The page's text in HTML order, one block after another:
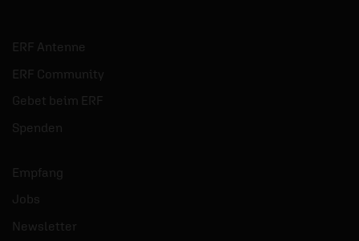
ERF Antenne
ERF Community
Gebet beim ERF
Spenden
Empfang
Jobs
Newsletter